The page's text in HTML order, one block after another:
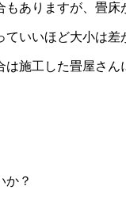
ありますが、畳床
いいほど大小は差
施工した畳屋さん
か？